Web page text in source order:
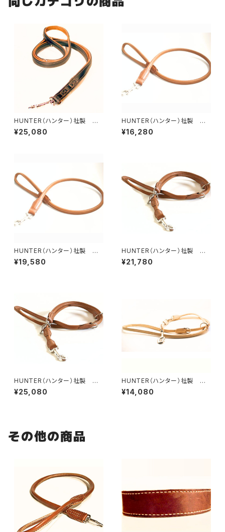
HUNTER（ハンター）社製 犬
用カナディアン・エルクレザー3
wayリード【200cm・リード幅2
¥25,080
HUNTER（ハンター）社製 犬
用エルクレザー丸め革リード【1
00cm・リード直径8mm】
¥16,280
HUNTER（ハンター）社製 犬
用エルクレザー丸め革リード【1
00cm・リード直径1cm】
¥19,580
HUNTER（ハンター）社製 犬
用エルクレザー丸め革3wayリ
ード【200cm・リード直径8m
¥21,780
HUNTER（ハンター）社製 犬
用エルクレザー丸め革3wayリ
ード【200cm・ リード直径1c
¥25,080
HUNTER（ハンター）社製 犬
用丸めレザーの3wayリード【2
00cm・リード直径8mm】
¥14,080
その他の商品